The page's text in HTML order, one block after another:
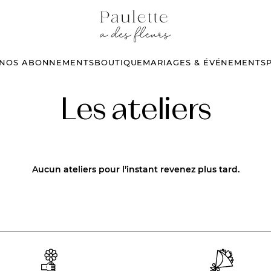
FLEURS
NOS ABONNEMENTSBOUTIQUEMARIAGES & ÉVÉNEMENTS
Les ateliers
Aucun ateliers pour l’instant revenez plus tard.